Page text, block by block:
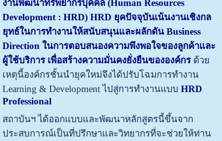
งานพัฒนาทรัพยากรบุคคล (Human Resources
Development : HRD) HRD ยุคปัจจุบันเน้นงานเชิงกล
ยุทธ์ในการทำงานให้สนับสนุนและผลักดัน Business
Direction ในการตอบสนองความพึงพอใจของลูกค้าและ
ผู้ใช้บริการ เพื่อสร้างความมั่นคงยั่งยืนขององค์กร ด้วย
เหตุนี้องค์กรชั้นนำยุคใหม่จึงได้ปรับโฉมการทำงาน
Learning & Development ไปสู่การทำงานแบบ HRD
Professional
สถาบันฯ ได้ออกแบบและพัฒนาหลักสูตรนี้ขึ้นจาก
ประสบการณ์เป็นที่ปรึกษาและวิทยากรที่จะช่วยให้ท่าน